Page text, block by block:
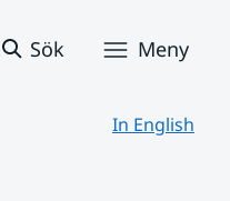
Sök Meny
In English